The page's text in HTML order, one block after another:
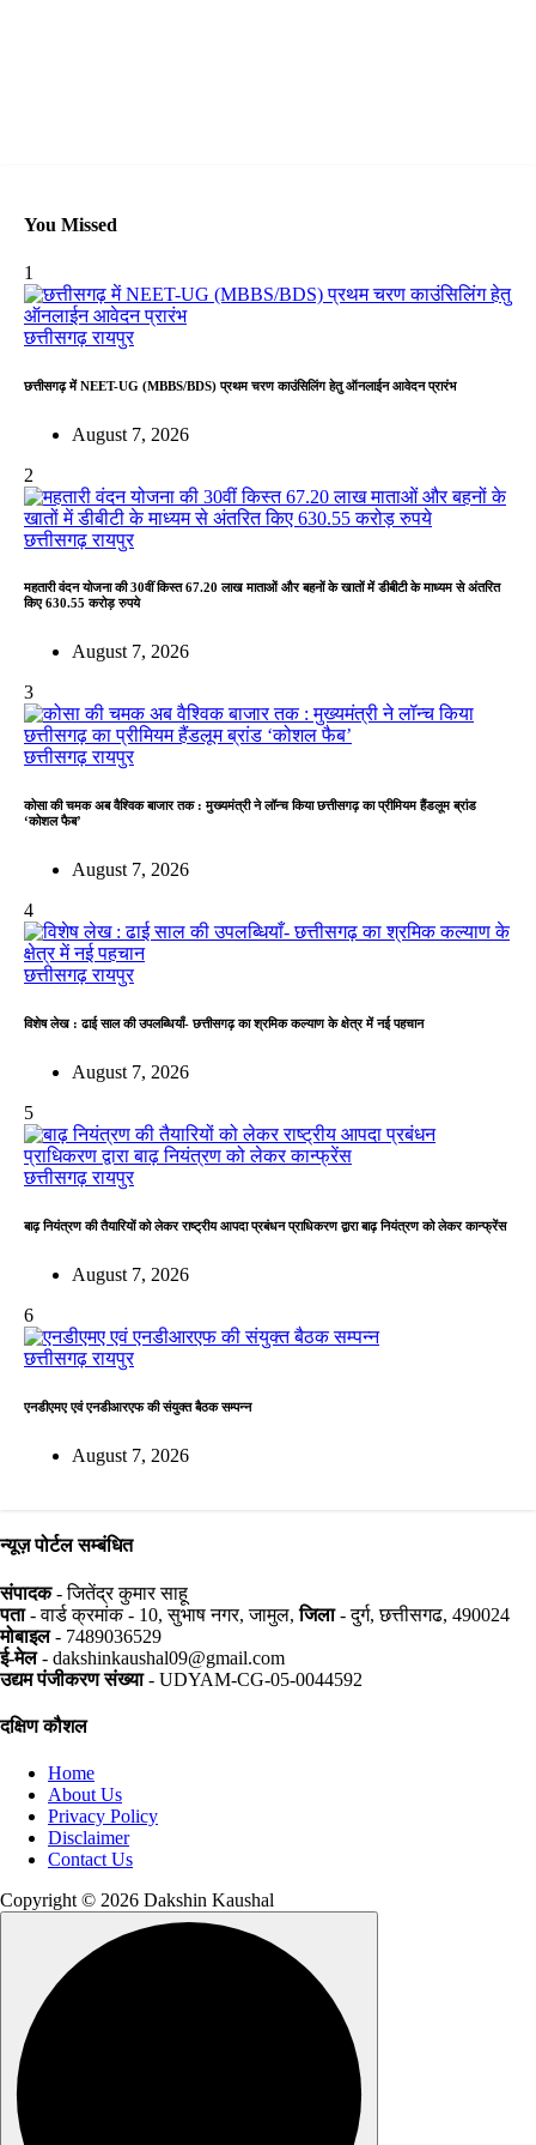
You Missed
1
छत्तीसगढ़रायपुर
छत्तीसगढ़ में NEET-UG (MBBS/BDS) प्रथम चरण काउंसिलिंग हेतु ऑनलाईन आवेदन प्रारंभ
August 7, 2026
2
छत्तीसगढ़रायपुर
महतारी वंदन योजना की 30वीं किस्त 67.20 लाख माताओं और बहनों के खातों में डीबीटी के माध्यम से अंतरित
किए 630.55 करोड़ रुपये
August 7, 2026
3
छत्तीसगढ़रायपुर
कोसा की चमक अब वैश्विक बाजार तक : मुख्यमंत्री ने लॉन्च किया छत्तीसगढ़ का प्रीमियम हैंडलूम ब्रांड
‘कोशल फैब’
August 7, 2026
4
छत्तीसगढ़रायपुर
विशेष लेख : ढाई साल की उपलब्धियाँ- छत्तीसगढ़ का श्रमिक कल्याण के क्षेत्र में नई पहचान
August 7, 2026
5
छत्तीसगढ़रायपुर
बाढ़ नियंत्रण की तैयारियों को लेकर राष्ट्रीय आपदा प्रबंधन प्राधिकरण द्वारा बाढ़ नियंत्रण को लेकर कान्फ्रेंस
August 7, 2026
6
छत्तीसगढ़रायपुर
एनडीएमए एवं एनडीआरएफ की संयुक्त बैठक सम्पन्न
August 7, 2026
न्यूज़ पोर्टल सम्बंधित
संपादक- जितेंद्र कुमार साहू
पता- वार्ड क्रमांक - 10, सुभाष नगर, जामुल,जिला- दुर्ग, छत्तीसगढ, 490024
मोबाइल- 7489036529
ई-मेल- dakshinkaushal09@gmail.com
उद्यम पंजीकरण संख्या- UDYAM-CG-05-0044592
दक्षिण कौशल
Home
About Us
Privacy Policy
Disclaimer
Contact Us
Copyright © 2026 Dakshin Kaushal